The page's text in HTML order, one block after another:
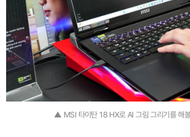
▲ MSI 타이탄 18 HX로 AI 그림 그리기를 해